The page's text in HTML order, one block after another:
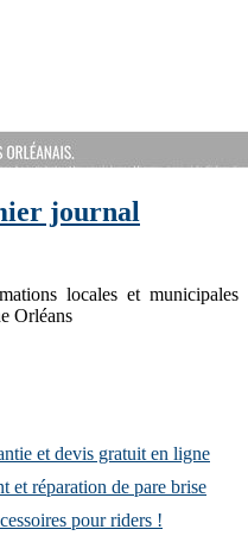
journal
locales et municipales
Orléans
et devis gratuit en ligne
et réparation de pare brise
pour riders !